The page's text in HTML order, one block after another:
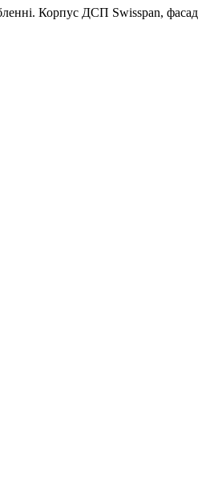
Корпус ДСП Swisspan, фасад